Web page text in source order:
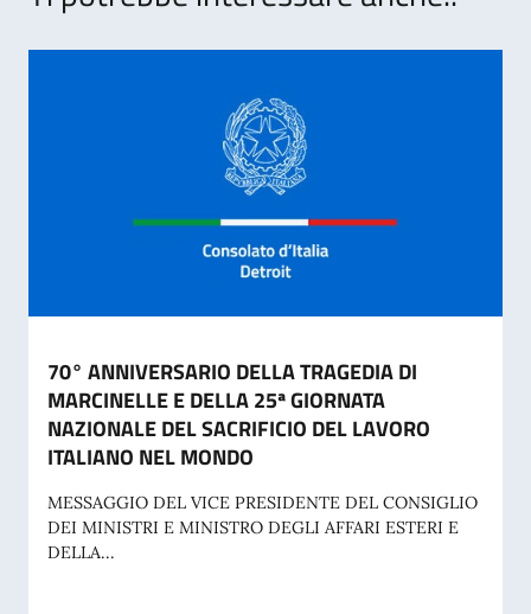
70° ANNIVERSARIO DELLA TRAGEDIA DI
MARCINELLE E DELLA 25ª GIORNATA
NAZIONALE DEL SACRIFICIO DEL LAVORO
ITALIANO NEL MONDO
MESSAGGIO DEL VICE PRESIDENTE DEL CONSIGLIO
DEI MINISTRI E MINISTRO DEGLI AFFARI ESTERI E
DELLA...